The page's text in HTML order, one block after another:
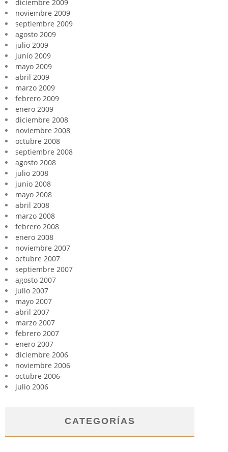
diciembre 2009
noviembre 2009
septiembre 2009
agosto 2009
julio 2009
junio 2009
mayo 2009
abril 2009
marzo 2009
febrero 2009
enero 2009
diciembre 2008
noviembre 2008
octubre 2008
septiembre 2008
agosto 2008
julio 2008
junio 2008
mayo 2008
abril 2008
marzo 2008
febrero 2008
enero 2008
noviembre 2007
octubre 2007
septiembre 2007
agosto 2007
julio 2007
mayo 2007
abril 2007
marzo 2007
febrero 2007
enero 2007
diciembre 2006
noviembre 2006
octubre 2006
julio 2006
CATEGORÍAS